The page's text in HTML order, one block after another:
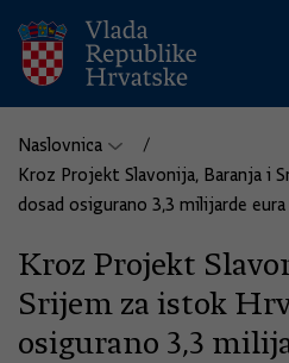
Naslovnica
Kroz Projekt Slavonija, Baranja i
dosad osigurano 3,3 milijarde eura
Kroz Projekt
Srijem za istok
osigurano 3,3